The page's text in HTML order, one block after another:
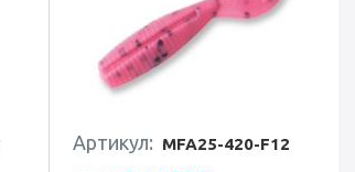
Артикул: MFA25-420-F12